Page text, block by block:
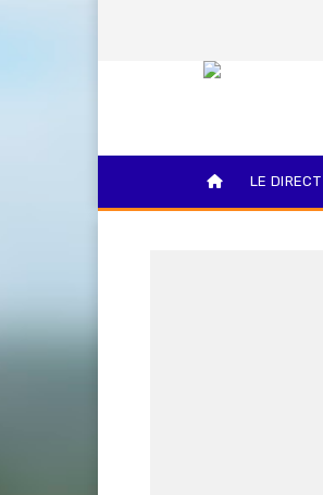
LE DIRECT